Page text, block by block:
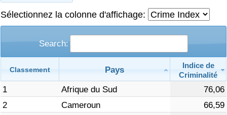
Sélectionnez la colonne d'affichage:
Search:
Classement Pays
Indice de
Criminalité
1 Afrique du Sud
76,06
2
Cameroun
66,59
Indice de Pollution (Actuel)
Indice de pollution
Indice de Pollution par Pays